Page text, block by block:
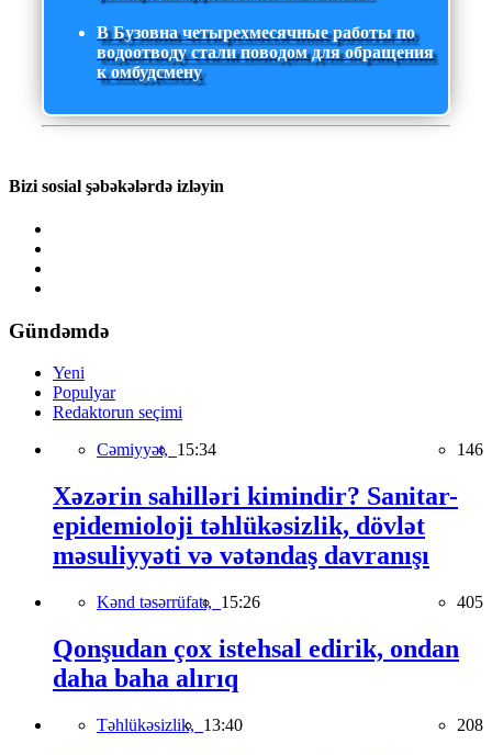
В Бузовна четырехмесячные работы по
водоотводу стали поводом для обращения
к омбудсмену
Bizi sosial şəbəkələrdə izləyin
Gündəmdə
Yeni
Populyar
Redaktorun seçimi
Cəmiyyət, 15:34 146
Xəzərin sahilləri kimindir? Sanitar-
epidemioloji təhlükəsizlik, dövlət
məsuliyyəti və vətəndaş davranışı
Kənd təsərrüfatı, 15:26 405
Qonşudan çox istehsal edirik, ondan
daha baha alırıq
Təhlükəsizlik, 13:40 208